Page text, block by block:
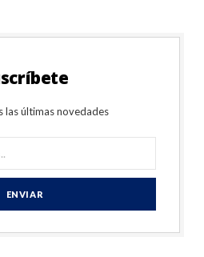
las últimas novedades